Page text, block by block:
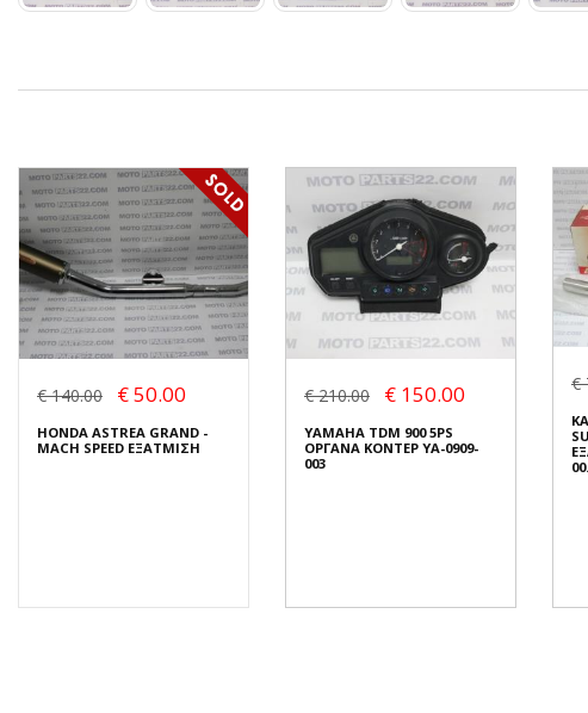
€ 140.00 € 50.00
HONDA ASTREA GRAND -
MACH SPEED ΕΞΑΤΜΙΣΗ
€ 210.00 € 150.00
YAMAHA TDM 900 5PS
ΟΡΓΑΝΑ ΚΟΝΤΕΡ YA-0909-
003
€